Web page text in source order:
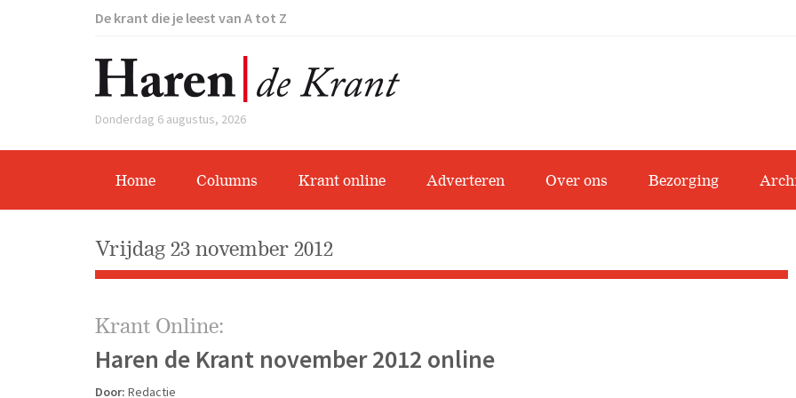
De krant die je leest van A tot Z
Donderdag 6 augustus, 2026
Home Columns Krant online Adverteren Over ons Bezorging
vrijdag 23 november 2012
Krant Online:
Haren de Krant november 2012 online
Door: Redactie